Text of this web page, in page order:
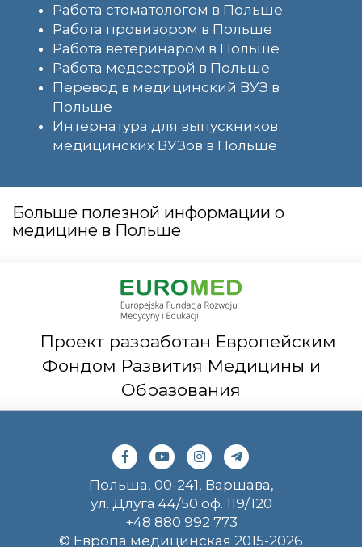
Работа стоматологом в Польше
Работа провизором в Польше
Работа ветеринаром в Польше
Работа медсестрой в Польше
Перевод в медицинский ВУЗ в
Польше
Интернатура для выпускников
медицинских ВУЗов в Польше
Больше полезной информации о
медицине в Польше
Проект разработан Европейским
Фондом Развития Медицины и
Образования
Польша, 00-241, Варшава,
ул. Длуга 44/50 оф. 119/120
+48 880 992 773
© Европа медицинская 2015-2026